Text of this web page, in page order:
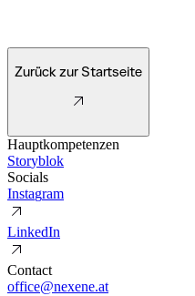
Zurück zur Startseite
Hauptkompetenzen
Storyblok
Socials
Instagram
LinkedIn
Contact
office@nexene.at